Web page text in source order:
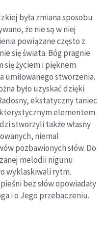
była zmiana sposobu
że nie są w niej
powiązane często z
się świata. Bóg pragnie
życiem i pięknem
umiłowanego stworzenia.
było uzyskać dzięki
ekstatyczny taniec
elementem
stworzyli także własny
niemal
pozbawionych słów. Do
melodii nigunu
wyklaskiwali rytm.
bez słów opowiadały
i o Jego przebaczeniu.